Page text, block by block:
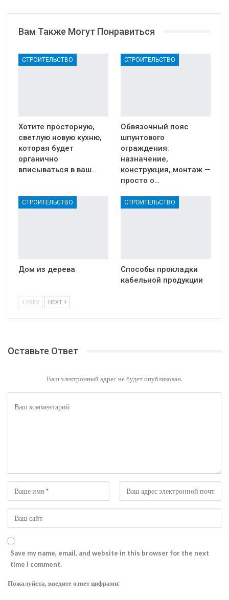
Вам Также Могут Понравиться
СТРОИТЕЛЬСТВО
Хотите просторную,
светлую новую кухню,
которая будет
органично
вписываться в ваш…
СТРОИТЕЛЬСТВО
Обвязочный пояс
шпунтового
ограждения:
назначение,
конструкция, монтаж —
просто о…
СТРОИТЕЛЬСТВО
Дом из дерева
СТРОИТЕЛЬСТВО
Способы прокладки
кабельной продукции
PREV NEXT
Оставьте Ответ
Ваш электронный адрес не будет опубликован.
Save my name, email, and website in this browser for the next
time I comment.
Пожалуйста, введите ответ цифрами: